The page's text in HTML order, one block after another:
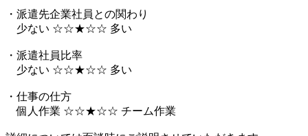
・派遣先企業社員との関わり
少ない ☆☆★☆☆ 多い
・派遣社員比率
少ない ☆☆★☆☆ 多い
・仕事の仕方
個人作業 ☆☆★☆☆ チーム作業